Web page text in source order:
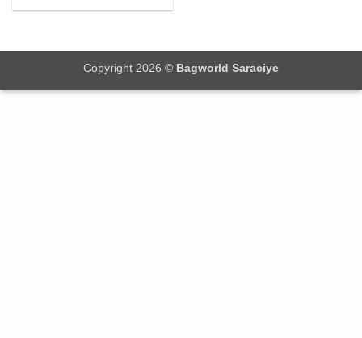
Copyright 2026 © Bagworld Saraciye